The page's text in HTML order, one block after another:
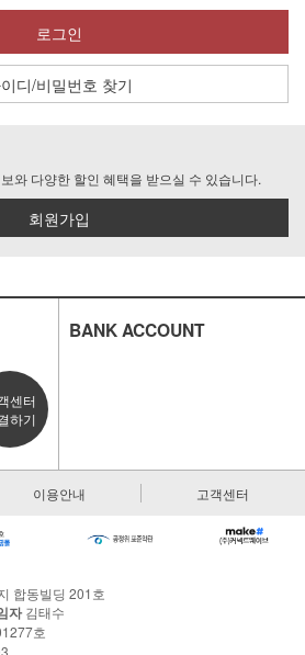
로그인
디/비밀번호 찾기
와 다양한 할인 혜택을 받으실 수 있습니다.
회원가입
센터
하기
BANK ACCOUNT
이용안내 고객센터
합동빌딩 201호
자김태수
호